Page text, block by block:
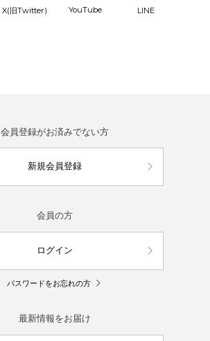
X(旧Twitter) YouTube LINE
会員登録がお済みでない方
新規会員登録
会員の方
ログイン
パスワードをお忘れの方
最新情報をお届け